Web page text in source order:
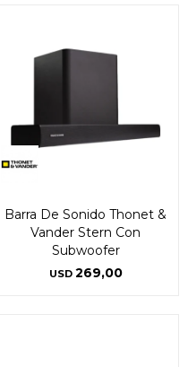
Barra De Sonido Thonet &
Vander Stern Con
Subwoofer
USD 269,00